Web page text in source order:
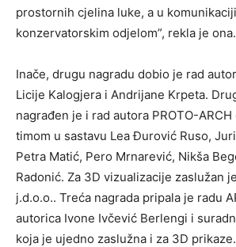
prostornih cjelina luke, a u
konzervatorskim odjelom”, rekla je ona.
Inače, drugu nagradu dobio je rad
Licije Kalogjera i Andrijane Krpeta.
nagrađen je i rad autora PROTO-
timom u sastavu Lea Đurović Ruso,
Petra Matić, Pero Mrnarević, Nikša
Radonić. Za 3D vizualizacije zaslužan
j.d.o.o.. Treća nagrada pripala je radu
autorica Ivone Ivčević Berlengi i
koja je ujedno zaslužna i za 3D